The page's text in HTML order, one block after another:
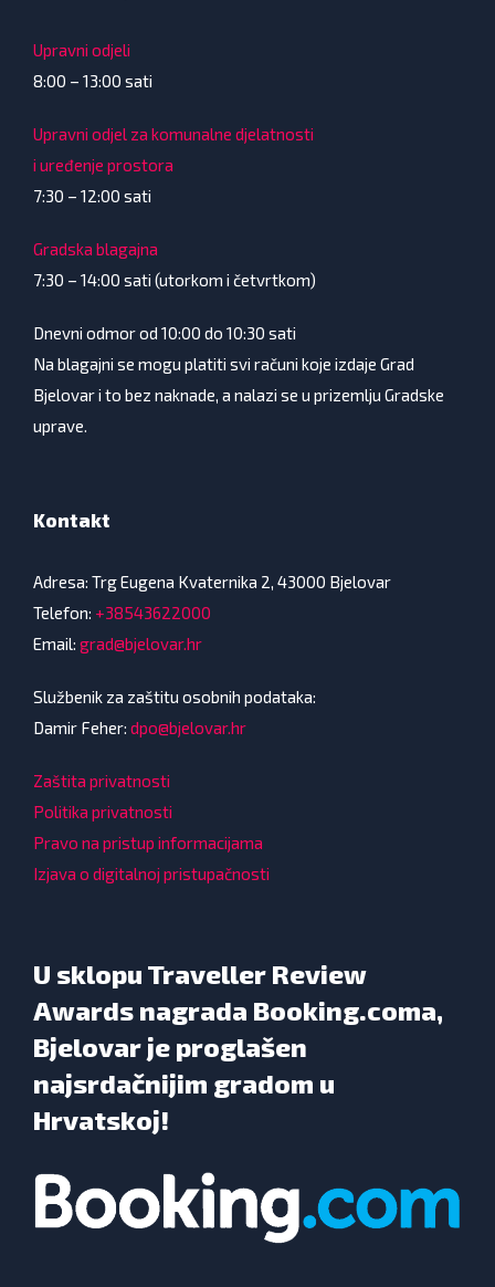
Upravni odjeli
8:00 – 13:00 sati
Upravni odjel za komunalne djelatnosti
i uređenje prostora
7:30 – 12:00 sati
Gradska blagajna
7:30 – 14:00 sati (utorkom i četvrtkom)
Dnevni odmor od 10:00 do 10:30 sati
Na blagajni se mogu platiti svi računi koje izdaje Grad
Bjelovar i to bez naknade, a nalazi se u prizemlju Gradske
uprave.
Kontakt
Adresa: Trg Eugena Kvaternika 2, 43000 Bjelovar
Telefon: +38543622000
Email: grad@bjelovar.hr
Službenik za zaštitu osobnih podataka:
Damir Feher: dpo@bjelovar.hr
Zaštita privatnosti
Politika privatnosti
Pravo na pristup informacijama
Izjava o digitalnoj pristupačnosti
U sklopu Traveller Review
Awards nagrada Booking.coma,
Bjelovar je proglašen
najsrdačnijim gradom u
Hrvatskoj!